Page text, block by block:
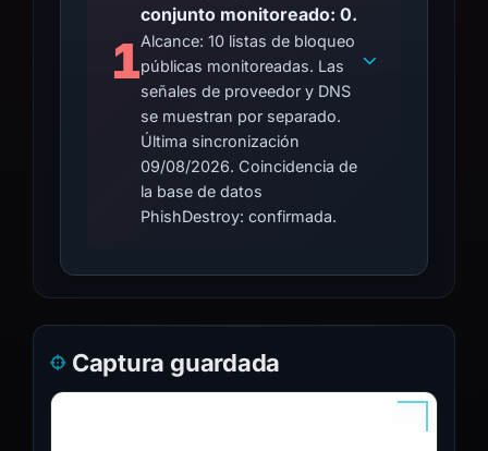
1
conjunto monitoreado: 0.
Alcance: 10 listas de bloqueo
públicas monitoreadas. Las
señales de proveedor y DNS
se muestran por separado.
Última sincronización
09/08/2026. Coincidencia de
la base de datos
PhishDestroy: confirmada.
Captura guardada